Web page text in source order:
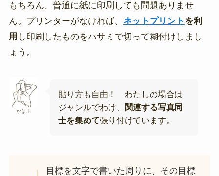
もちろん、普通に紙に印刷しても問題ありませ
ん。プリンターがなければ、 ネットプリント を利
用 し印刷したものをハサミで切って糊付けしまし
ょう。
かな子
貼り方も自由！ わたしの場合は
ジャンルでわけ、
関連する写真同
士を集めて張り付けています。
目標を文字で書いた周りに、その目標